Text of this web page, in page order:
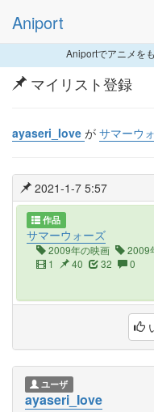
Aniport
Aniportでアニメを
マイリスト登録
ayaseri_Iove が サマーウ
2021-1-7 5:57
作品
サマーウォーズ
2009年の映画
2009
1
40 32 0
ユーザ
ayaseri_Iove